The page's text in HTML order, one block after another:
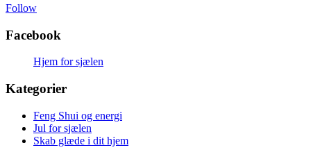
Follow
Facebook
Hjem for sjælen
Kategorier
Feng Shui og energi
Jul for sjælen
Skab glæde i dit hjem